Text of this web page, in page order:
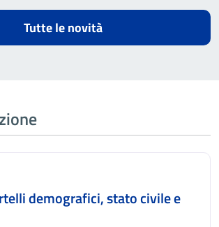
Tutte le novità
demografici, stato civile e